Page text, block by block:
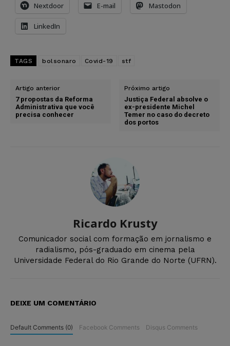
Nextdoor E-mail Mastodon
LinkedIn
TAGS bolsonaro Covid-19 stf
Artigo anterior
7 propostas da Reforma
Administrativa que você
precisa conhecer
Próximo artigo
Justiça Federal absolve o
ex-presidente Michel
Temer no caso do decreto
dos portos
Ricardo Krusty
Comunicador social com formação em jornalismo e
radialismo, pós-graduado em cinema pela
Universidade Federal do Rio Grande do Norte (UFRN).
DEIXE UM COMENTÁRIO
Default Comments (0) Facebook Comments Disqus Comments